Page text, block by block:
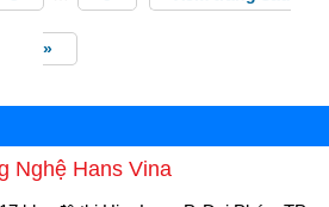
»
Nghệ Hans Vina